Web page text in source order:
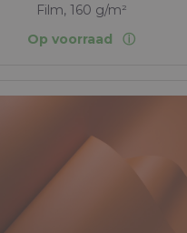
Film, 160 g/m²
Op voorraad